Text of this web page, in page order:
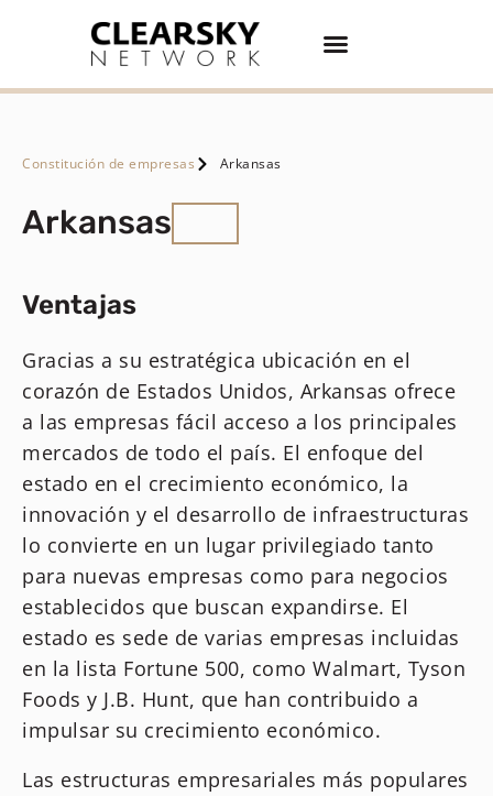
Constitución de empresas Arkansas
Arkansas
Ventajas
Gracias a su estratégica ubicación en el
corazón de Estados Unidos, Arkansas ofrece
a las empresas fácil acceso a los principales
mercados de todo el país. El enfoque del
estado en el crecimiento económico, la
innovación y el desarrollo de infraestructuras
lo convierte en un lugar privilegiado tanto
para nuevas empresas como para negocios
establecidos que buscan expandirse. El
estado es sede de varias empresas incluidas
en la lista Fortune 500, como Walmart, Tyson
Foods y J.B. Hunt, que han contribuido a
impulsar su crecimiento económico.
Las estructuras empresariales más populares